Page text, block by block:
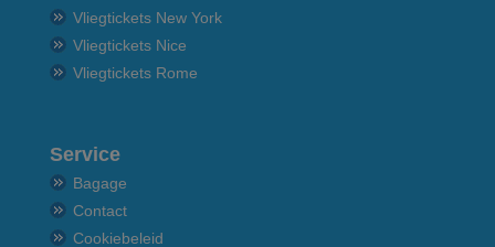
Vliegtickets New York
Vliegtickets Nice
Vliegtickets Rome
Service
Bagage
Contact
Cookiebeleid